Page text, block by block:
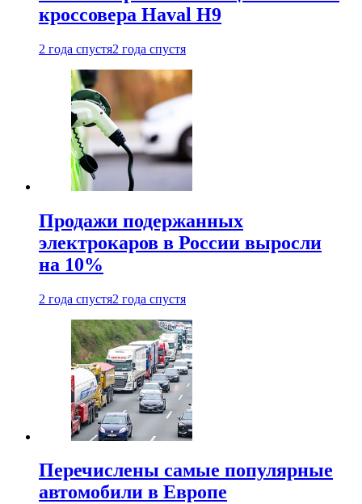
кроссовера Haval H9
2 года спустя2 года спустя
Продажи подержанных
электрокаров в России выросли
на 10%
2 года спустя2 года спустя
Перечислены самые популярные
автомобили в Европе